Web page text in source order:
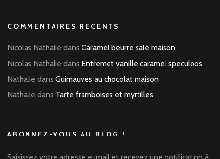
COMMENTAIRES RÉCENTS
Nicolas Nathalie dans Caramel beurre salé maison
Nicolas Nathalie dans Entremet vanille caramel speculoos
Nathalie dans Guimauves au chocolat maison
Nathalie dans Tarte framboises et myrtilles
ABONNEZ-VOUS AU BLOG !
Saisissez votre adresse e-mail et recevez une notification à